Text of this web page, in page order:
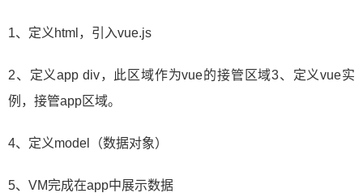
1、定义html，引入vue.js
2、定义app div，此区域作为vue的接管区域3、定义vue实
例，接管app区域。
4、定义model（数据对象）
5、VM完成在app中展示数据